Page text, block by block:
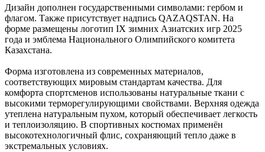
Дизайн дополнен государственными символами: гербом и
флагом. Также присутствует надпись QAZAQSTAN. На
форме размещены логотип IX зимних Азиатских игр 2025
года и эмблема Национального Олимпийского комитета
Казахстана.
Форма изготовлена из современных материалов,
соответствующих мировым стандартам качества. Для
комфорта спортсменов использованы натуральные ткани с
высокими терморегулирующими свойствами. Верхняя одежда
утеплена натуральным пухом, который обеспечивает легкость
и теплоизоляцию. В спортивных костюмах применён
высокотехнологичный флис, сохраняющий тепло даже в
экстремальных условиях.